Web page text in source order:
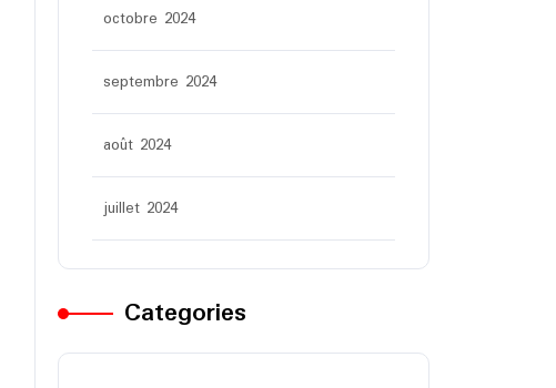
octobre 2024
septembre 2024
août 2024
juillet 2024
Categories